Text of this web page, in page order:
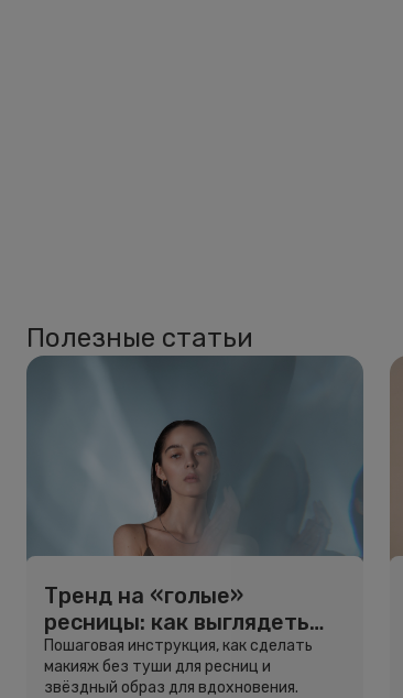
Полезные статьи
Тренд на «голые»
ресницы: как выглядеть
свежо, не используя тушь
Пошаговая инструкция, как сделать
макияж без туши для ресниц и
звёздный образ для вдохновения.